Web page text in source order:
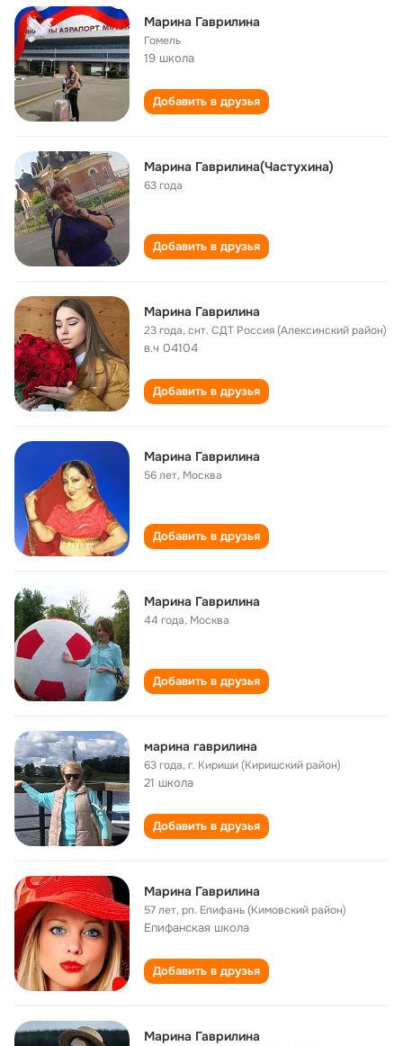
Марина Гаврилина
Гомель
19 школа
Добавить в друзья
Марина Гаврилина(Частухина)
63 года
Добавить в друзья
Марина Гаврилина
23 года,снт. СДТ Россия (Алексинский район)
в.ч 04104
Добавить в друзья
Марина Гаврилина
56 лет, Москва
Добавить в друзья
Марина Гаврилина
44 года, Москва
Добавить в друзья
марина гаврилина
63 года,г. Кириши (Киришский район)
21 школа
Добавить в друзья
Марина Гаврилина
57 лет,рп. Епифань (Кимовский район)
Епифанская школа
Добавить в друзья
Марина Гаврилина